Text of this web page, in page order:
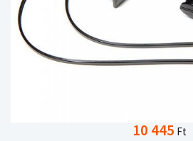
10 445 Ft